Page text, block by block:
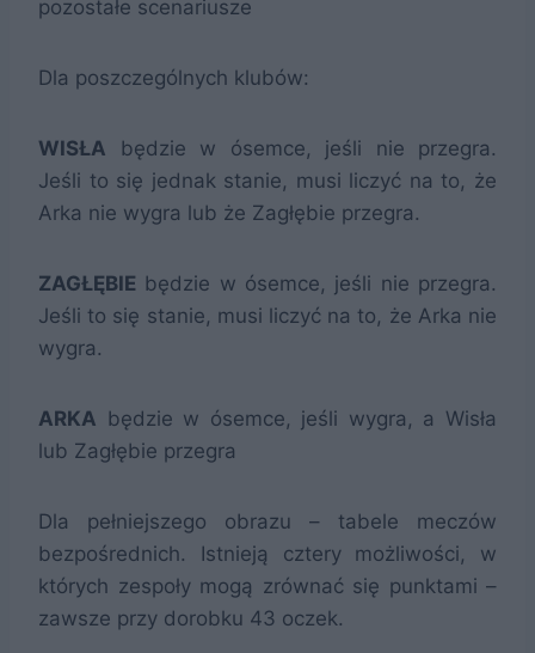
pozostałe scenariusze
Dla poszczególnych klubów:
WISŁA będzie w ósemce, jeśli nie przegra.
Jeśli to się jednak stanie, musi liczyć na to, że
Arka nie wygra lub że Zagłębie przegra.
ZAGŁĘBIE będzie w ósemce, jeśli nie przegra.
Jeśli to się stanie, musi liczyć na to, że Arka nie
wygra.
ARKA będzie w ósemce, jeśli wygra, a Wisła
lub Zagłębie przegra
Dla pełniejszego obrazu – tabele meczów
bezpośrednich. Istnieją cztery możliwości, w
których zespoły mogą zrównać się punktami –
zawsze przy dorobku 43 oczek.